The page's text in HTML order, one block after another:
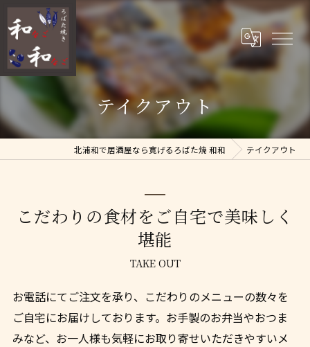
テイクアウト
北浦和で居酒屋なら寛げるろばた焼 和和 テイクアウト
こだわりの食材をご自宅で美味しく
堪能
TAKE OUT
お電話にてご注文を承り、こだわりのメニューの数々を
ご自宅にお届けしております。お手製のお弁当やおつま
みなど、お一人様も気軽にお取り寄せいただきやすいメ